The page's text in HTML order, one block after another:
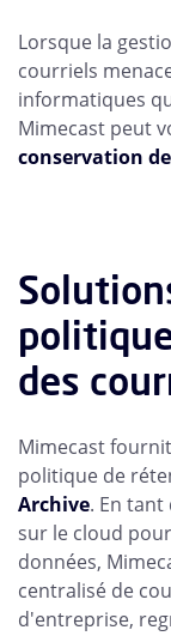
Lorsque la
courriels
informatiques
Mimecast peut
conservation
des
Mimecast
politique de
Archive. En
sur le cloud
données,
centralisé de
d'entreprise,